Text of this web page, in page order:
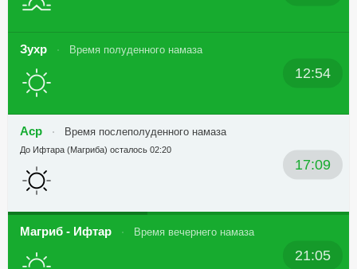
Зухр Время полуденного намаза
12:54
Аср Время послеполуденного намаза
17:09
До Ифтара (Магриба) осталось 02:20
Магриб - Ифтар Время вечернего намаза
21:05